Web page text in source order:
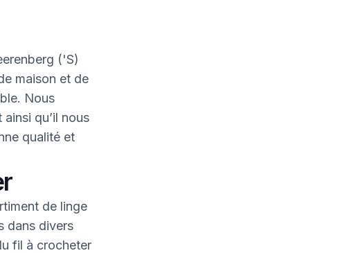
('S)
maison et de
Nous
qu’il nous
qualité et
de linge
dans divers
fil à crocheter